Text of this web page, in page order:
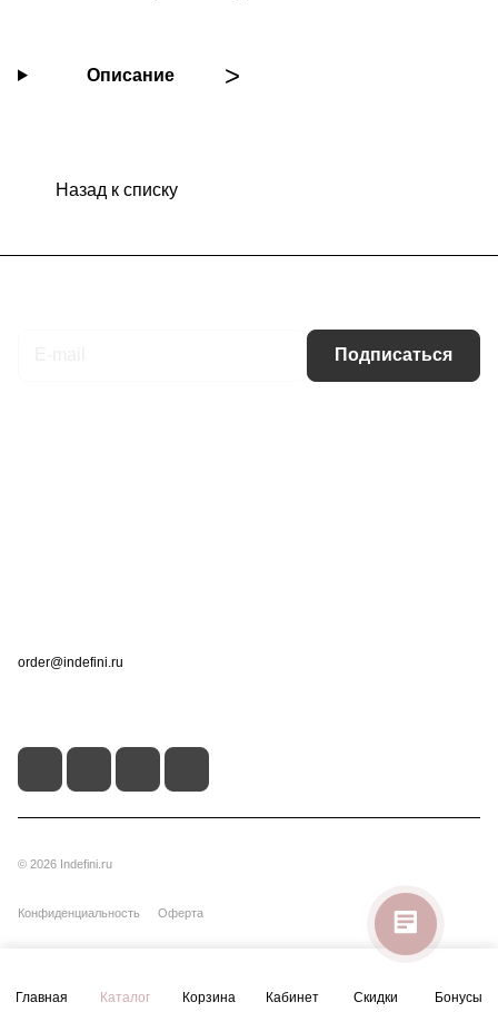
Описание
Назад к списку
Подписаться
order@indefini.ru
© 2026 Indefini.ru
Конфиденциальность Оферта
Главная Каталог Корзина Кабинет Скидки Бонусы